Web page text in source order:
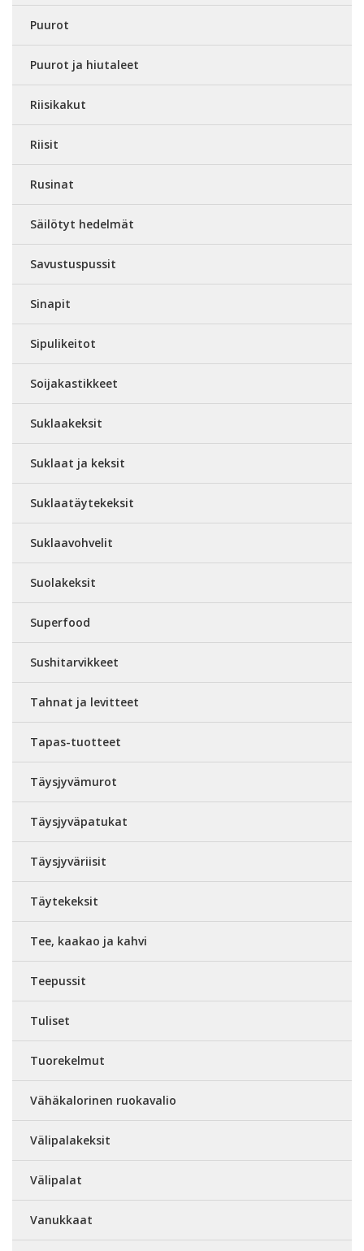
Puurot
Puurot ja hiutaleet
Riisikakut
Riisit
Rusinat
Säilötyt hedelmät
Savustuspussit
Sinapit
Sipulikeitot
Soijakastikkeet
Suklaakeksit
Suklaat ja keksit
Suklaatäytekeksit
Suklaavohvelit
Suolakeksit
Superfood
Sushitarvikkeet
Tahnat ja levitteet
Tapas-tuotteet
Täysjyvämurot
Täysjyväpatukat
Täysjyväriisit
Täytekeksit
Tee, kaakao ja kahvi
Teepussit
Tuliset
Tuorekelmut
Vähäkalorinen ruokavalio
Välipalakeksit
Välipalat
Vanukkaat